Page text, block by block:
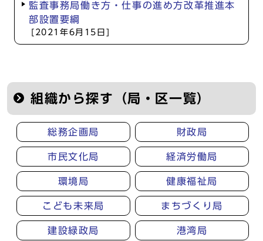
監査事務局働き方・仕事の進め方改革推進本
部設置要綱
[2021年6月15日]
組織から探す（局・区一覧）
総務企画局 財政局
市民文化局 経済労働局
環境局 健康福祉局
こども未来局 まちづくり局
建設緑政局 港湾局